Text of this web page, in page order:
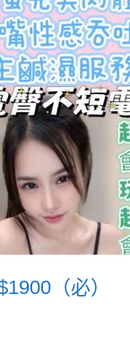
（必）